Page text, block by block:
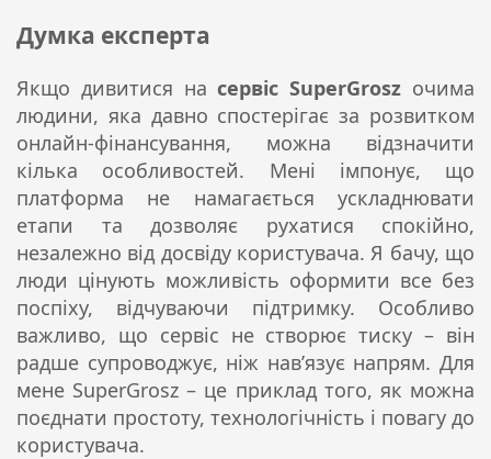
Думка експерта
Якщо дивитися насервіс SuperGrosz очима
людини, яка давно спостерігає за розвитком
онлайн-фінансування, можна відзначити
кілька особливостей. Мені імпонує, що
платформа не намагається ускладнювати
етапи та дозволяє рухатися спокійно,
незалежно від досвіду користувача. Я бачу, що
люди цінують можливість оформити все без
поспіху, відчуваючи підтримку. Особливо
важливо, що сервіс не створює тиску – він
радше супроводжує, ніж нав’язує напрям. Для
мене SuperGrosz – це приклад того, як можна
поєднати простоту, технологічність і повагу до
користувача.